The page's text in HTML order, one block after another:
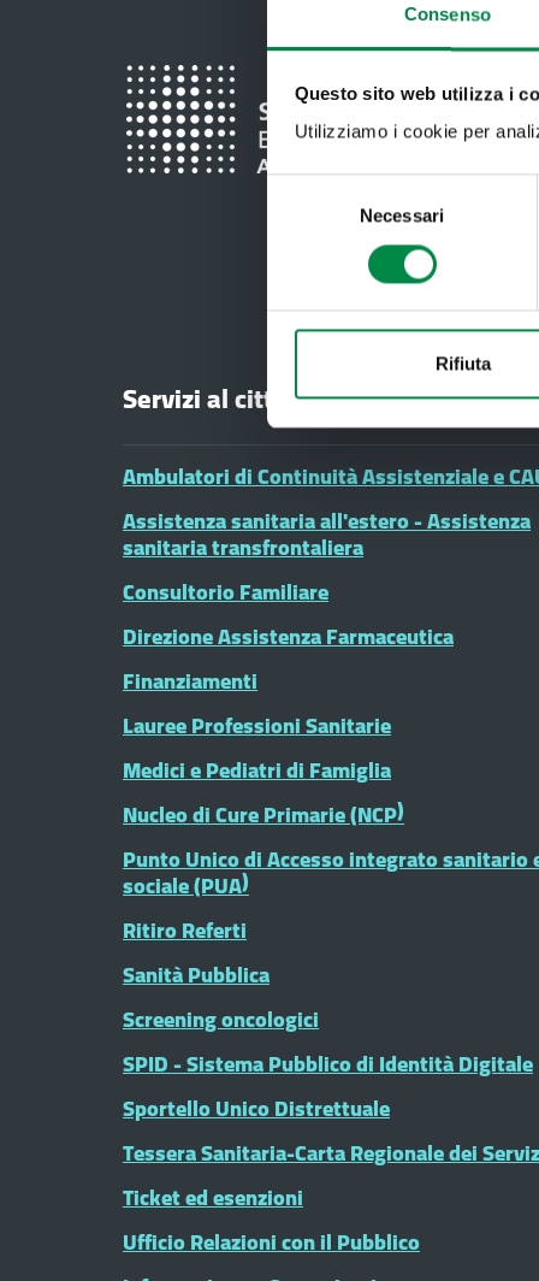
Consenso
Questo sito web utilizza i
Utilizziamo i cookie per
Necessari
Rifiuta
Servizi al cittadino
Ambulatori di Continuità Assistenziale e
Assistenza sanitaria all'estero - Assistenza
sanitaria transfrontaliera
Consultorio Familiare
Direzione Assistenza Farmaceutica
Finanziamenti
Lauree Professioni Sanitarie
Medici e Pediatri di Famiglia
Nucleo di Cure Primarie (NCP)
Punto Unico di Accesso integrato sanitario
sociale (PUA)
Ritiro Referti
Sanità Pubblica
Screening oncologici
SPID - Sistema Pubblico di Identità Digitale
Sportello Unico Distrettuale
Tessera Sanitaria-Carta Regionale dei
Ticket ed esenzioni
Ufficio Relazioni con il Pubblico